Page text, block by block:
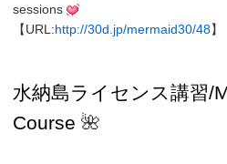
sessions
【URL:http://30d.jp/mermaid30/48】
水納島ライセンス講習/
Course 🌺